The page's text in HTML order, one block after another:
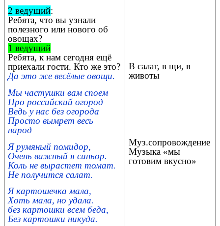
2 ведущий:
Ребята, что вы узнали
полезного или нового об
овощах?
1 ведущий
Ребята, к нам сегодня ещё
приехали гости. Кто же это?
Да это же весёлые овощи.
Мы частушки вам споем
Про российский огород
Ведь у нас без огорода
Просто вымрет весь
народ
Я румяный помидор,
Очень важный я синьор.
Коль не вырастет томат.
Не получится салат.
Я картошечка мала,
Хоть мала, но удала.
без картошки всем беда,
Без картошки никуда.
В салат, в щи, в
животы
Муз.сопровождение
Музыка «мы
готовим вкусно»